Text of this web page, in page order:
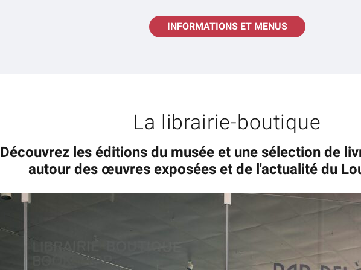
INFORMATIONS ET MENUS
La librairie-boutique
Découvrez les éditions du musée et une sélection de
autour des œuvres exposées et de l'actualité du